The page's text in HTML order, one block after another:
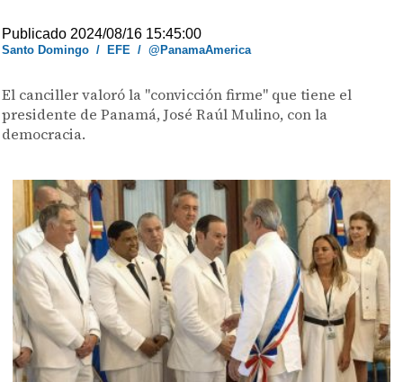
Publicado 2024/08/16 15:45:00
Santo Domingo / EFE /@PanamaAmerica
El canciller valoró la "convicción firme" que tiene el
presidente de Panamá, José Raúl Mulino, con la
democracia.